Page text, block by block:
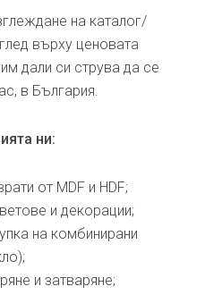
на каталог/
върху ценовата
дали си струва да се
в България.
ни:
от MDF и HDF;
и декорации;
на комбинирани
и затваряне;